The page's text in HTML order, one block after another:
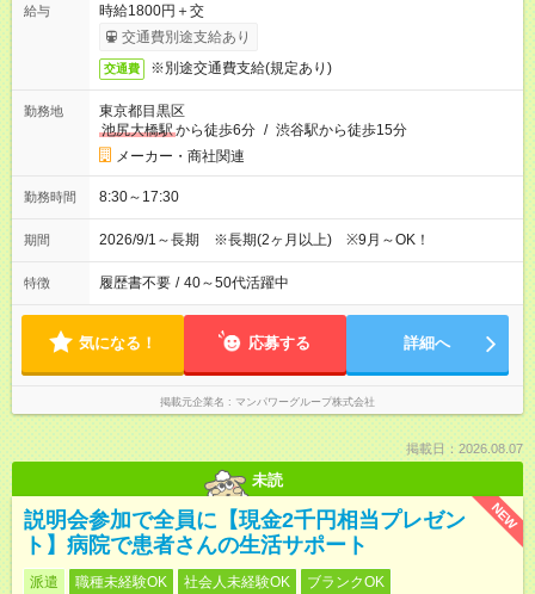
給与
時給1800円＋交
交通費別途支給あり
交通費 ※別途交通費支給(規定あり)
勤務地
東京都目黒区
池尻大橋駅から徒歩6分 / 渋谷駅から徒歩15分
メーカー・商社関連
勤務時間 8:30～17:30
期間 2026/9/1～長期 ※長期(2ヶ月以上) ※9月～OK！
特徴 履歴書不要 / 40～50代活躍中
気になる！ 応募する 詳細へ
掲載元企業名 マンパワーグループ株式会社
掲載日：2026.08.07
未読
NEW
説明会参加で全員に【現金2千円相当プレゼン
ト】病院で患者さんの生活サポート
派遣 職種未経験OK 社会人未経験OK
ブランクOK